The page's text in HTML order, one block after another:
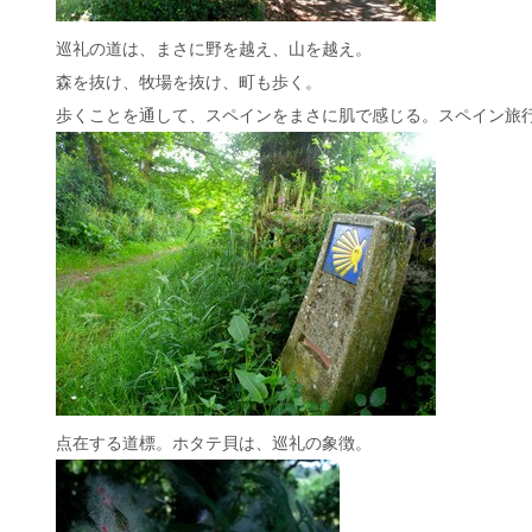
巡礼の道は、まさに野を越え、山を越え。
森を抜け、牧場を抜け、町も歩く。
歩くことを通して、スペインをまさに肌で感じる。スペイン旅
点在する道標。ホタテ貝は、巡礼の象徴。